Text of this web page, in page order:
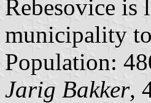
Rebesovice is
municipality
Population:
Jarig Bakker,